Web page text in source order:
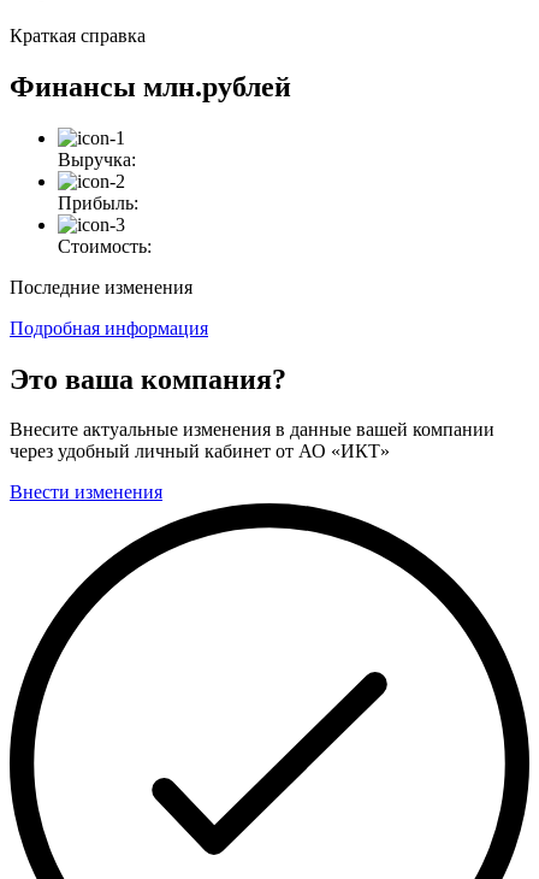
Краткая справка
Финансы млн.рублей
Выручка:
Прибыль:
Стоимость:
Последние изменения
Подробная информация
Это ваша компания?
Внесите актуальные изменения в данные вашей компании
через удобный личный кабинет от АО «ИКТ»
Внести изменения